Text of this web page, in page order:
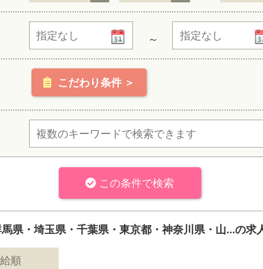
～
こだわり条件 ＞
この条件で検索
県・埼玉県・千葉県・東京都・神奈川県・山...の求
順